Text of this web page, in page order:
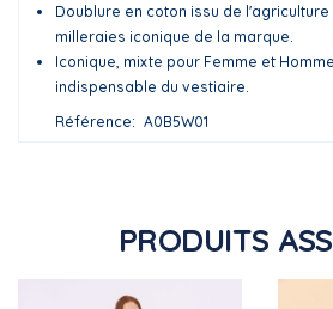
Doublure en coton issu de
milleraies iconique de la marque.
Iconique, mixte pour Femme et
indispensable du vestiaire.
Référence
A0B5W01
PRODUITS